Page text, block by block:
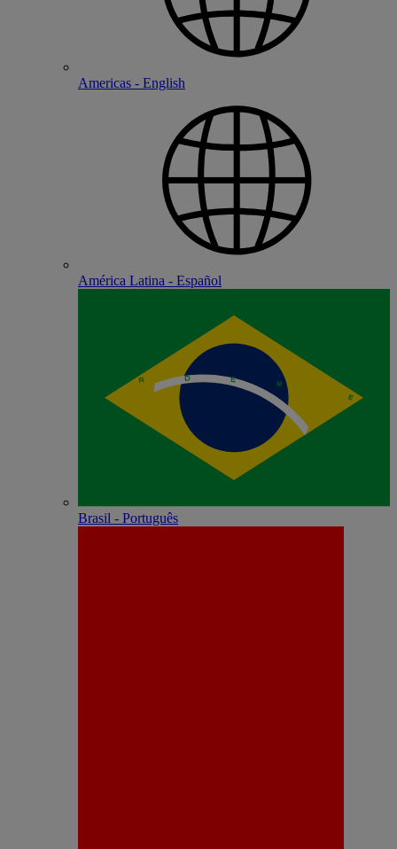
Americas - English
América Latina - Español
Brasil - Português